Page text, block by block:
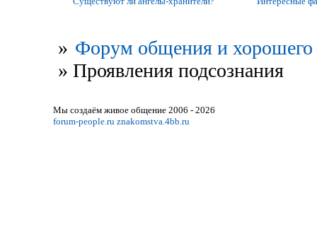
» Форум общения и хорошего
» Проявления подсознания
Мы создаём живое общение 2006 - 2026
forum-people.ru znakomstva.4bb.ru